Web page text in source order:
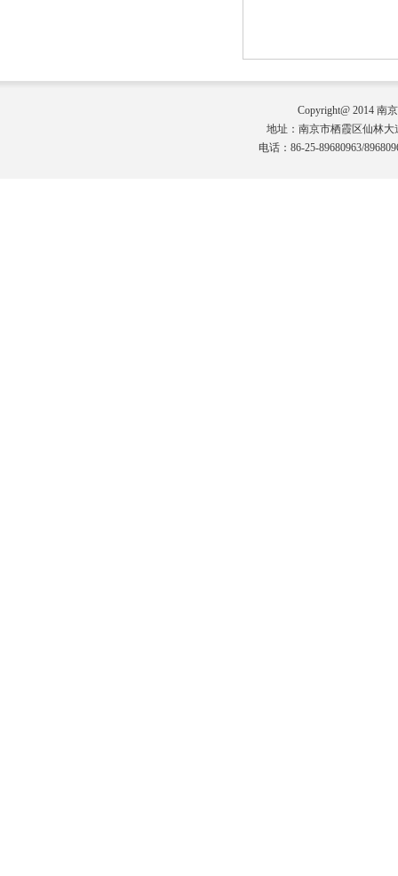
Copyright@ 2014 南
地址：南京市栖霞区仙林
电话：86-25-89680963/